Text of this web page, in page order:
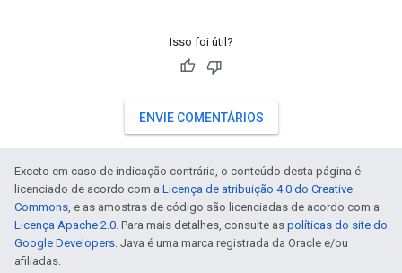
Isso foi útil?
ENVIE COMENTÁRIOS
Exceto em caso de indicação contrária, o conteúdo desta página é
licenciado de acordo com a Licença de atribuição 4.0 do Creative
Commons, e as amostras de código são licenciadas de acordo com a
Licença Apache 2.0. Para mais detalhes, consulte as políticas do site do
Google Developers. Java é uma marca registrada da Oracle e/ou
afiliadas.